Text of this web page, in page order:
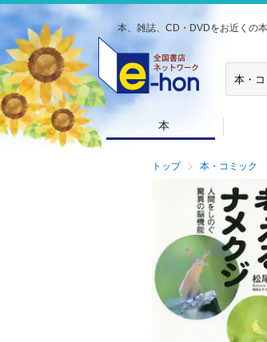
本、雑誌、CD・DVDをお近くの
本
トップ 本・コミック